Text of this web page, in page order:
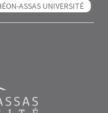
ASSAS UNIVERSITÉ